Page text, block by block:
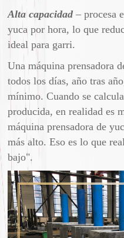
Alta capacidad – procesa
yuca por hora, lo que
ideal para garri.
Una máquina prensadora
todos los días, año tras
mínimo. Cuando se
producida, en realidad es
máquina prensadora de
más alto. Eso es lo que
bajo".